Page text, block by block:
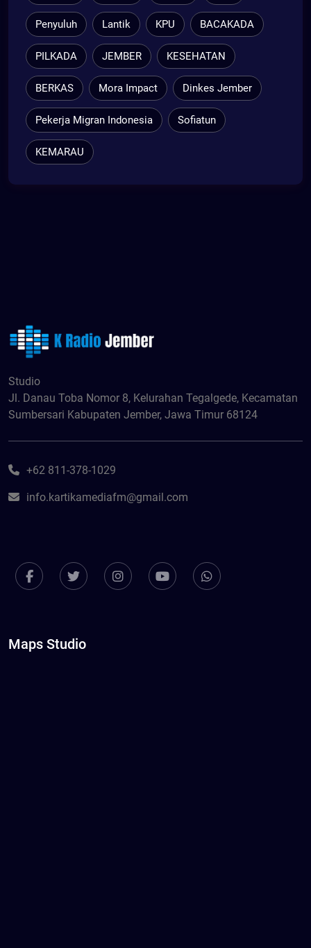
Penyuluh Lantik KPU BACAKADA
PILKADA JEMBER KESEHATAN
BERKAS Mora Impact Dinkes Jember
Pekerja Migran Indonesia Sofiatun
KEMARAU
Studio
Jl. Danau Toba Nomor 8, Kelurahan Tegalgede, Kecamatan
Sumbersari Kabupaten Jember, Jawa Timur 68124
+62 811-378-1029
info.kartikamediafm@gmail.com
Maps Studio